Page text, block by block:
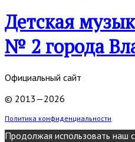
Детская
№ 2 города
Официальный сайт
© 2013—2026
Политика конфиденциальности
Продолжая использовать наш